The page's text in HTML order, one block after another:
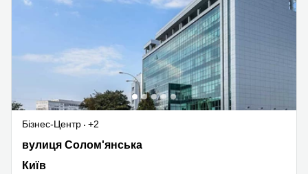
Бізнес-Центр
+2
вулиця Солом'янська 11, Київ
вулиця Солом'янська
Київ